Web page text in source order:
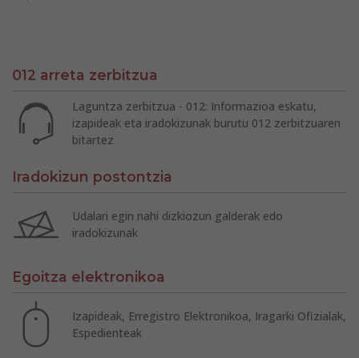
012 arreta zerbitzua
Laguntza zerbitzua - 012: Informazioa eskatu,
izapideak eta iradokizunak burutu 012 zerbitzuaren
bitartez
Iradokizun postontzia
Udalari egin nahi dizkiozun galderak edo
iradokizunak
Egoitza elektronikoa
Izapideak, Erregistro Elektronikoa, Iragarki Ofizialak,
Espedienteak